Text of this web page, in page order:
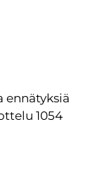
ennätyksiä
1054